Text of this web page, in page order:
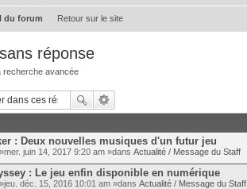
Retour sur le site
du forum
réponse
recherche avancée
: Deux nouvelles musiques d'un futur jeu
»mer. juin 14, 2017 9:20 am »dans Actualité / Message du Staff
: Le jeu enfin disponible en numérique
»jeu. déc. 15, 2016 10:01 am »dans Actualité / Message du Staff